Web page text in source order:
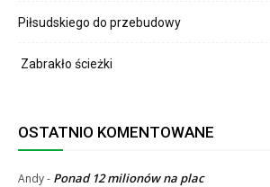
Piłsudskiego do przebudowy
Zabrakło ścieżki
OSTATNIO KOMENTOWANE
Andy- Ponad 12 milionów na plac